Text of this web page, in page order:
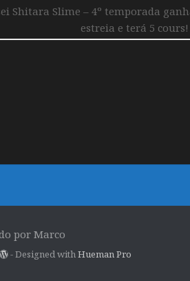
Shitara Slime – 4º temporada
estreia e terá 5 cours!
por Marco
- Designed withHueman Pro